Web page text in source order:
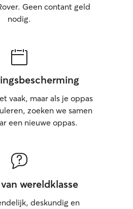
Geen contant geld
nodig.
vaak, maar als je oppas
zoeken we samen
een nieuwe oppas.
wereldklasse
deskundig en